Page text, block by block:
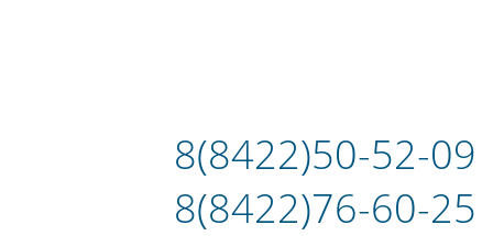
8(8422)50-52-09
8(8422)76-60-25